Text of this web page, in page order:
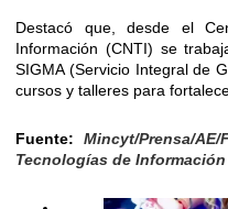
Destacó que, desde el
Información (CNTI) se
SIGMA (Servicio Integral de
cursos y talleres para
Fuente: Mincyt/Prensa/
Tecnologías de Información